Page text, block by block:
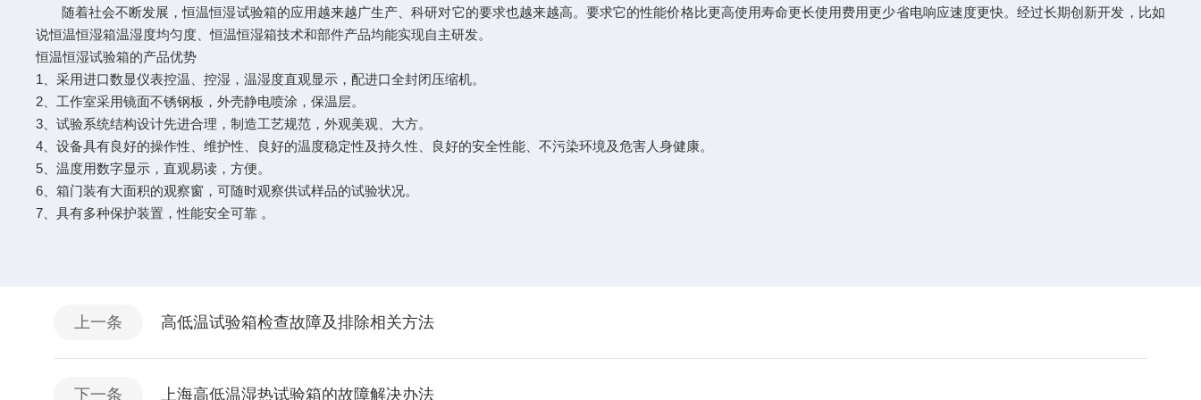
随着社会不断发展，恒温恒湿试验箱的应用越来越广生产、科研对它的要求也越来越高。要求它的性能价格比更高使用寿命更长使用费用更少省电响应速度更快。经过长期创新开发，比如
说恒温恒湿箱温湿度均匀度、恒温恒湿箱技术和部件产品均能实现自主研发。
恒温恒湿试验箱的产品优势
1、采用进口数显仪表控温、控湿，温湿度直观显示，配进口全封闭压缩机。
2、工作室采用镜面不锈钢板，外壳静电喷涂，保温层。
3、试验系统结构设计先进合理，制造工艺规范，外观美观、大方。
4、设备具有良好的操作性、维护性、良好的温度稳定性及持久性、良好的安全性能、不污染环境及危害人身健康。
5、温度用数字显示，直观易读，方便。
6、箱门装有大面积的观察窗，可随时观察供试样品的试验状况。
7、具有多种保护装置，性能安全可靠 。
上一条 高低温试验箱检查故障及排除相关方法
下一条 上海高低温湿热试验箱的故障解决办法